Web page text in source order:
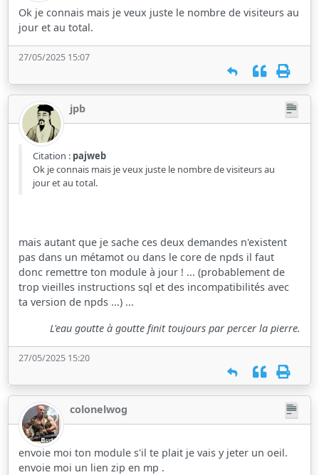
Ok je connais mais je veux juste le nombre de visiteurs au
jour et au total.
27/05/2025 15:07
jpb
Citation : pajweb
Ok je connais mais je veux juste le nombre de visiteurs au
jour et au total.
mais autant que je sache ces deux demandes n'existent
pas dans un métamot ou dans le core de npds il faut
donc remettre ton module à jour ! ... (probablement de
trop vieilles instructions sql et des incompatibilités avec
ta version de npds ...) ...
L'eau goutte à goutte finit toujours par percer la pierre.
27/05/2025 15:20
colonelwog
envoie moi ton module s'il te plait je vais y jeter un oeil.
envoie moi un lien zip en mp .